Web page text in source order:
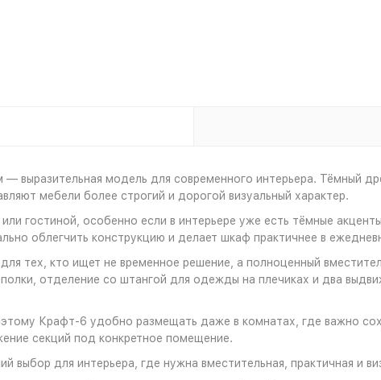
выразительная модель для современного интерьера. Тёмный
мебели более строгий и дорогой визуальный характер.
гостиной, особенно если в интерьере уже есть тёмные
облегчить конструкцию и делает шкаф практичнее в
тех, кто ищет не временное решение, а полноценный
отделение со штангой для одежды на плечиках и два
Крафт-6 удобно размещать даже в комнатах, где важно
секций под конкретное помещение.
для интерьера, где нужна вместительная, практичная и